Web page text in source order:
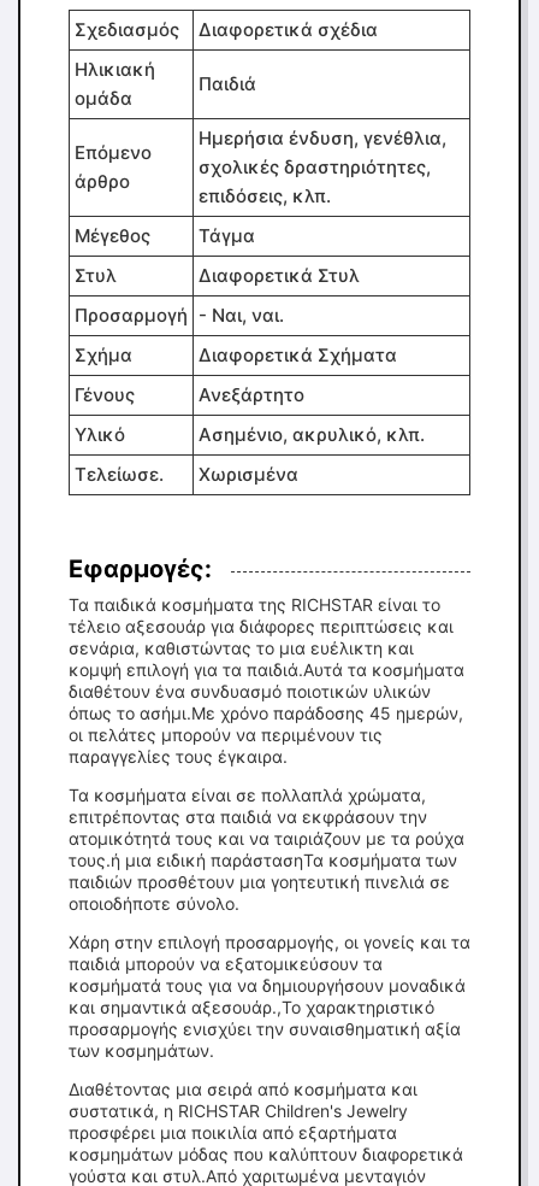
Σχεδιασμός
Διαφορετικά σχέδια
Ηλικιακή
ομάδα
Παιδιά
Επόμενο
άρθρο
Ημερήσια ένδυση, γενέθλια,
σχολικές δραστηριότητες,
επιδόσεις, κλπ.
Μέγεθος
Τάγμα
Στυλ
Διαφορετικά Στυλ
Προσαρμογή - Ναι, ναι.
Σχήμα
Διαφορετικά Σχήματα
Γένους
Ανεξάρτητο
Υλικό
Ασημένιο, ακρυλικό, κλπ.
Τελείωσε.
Χωρισμένα
Εφαρμογές:
Τα παιδικά κοσμήματα της RICHSTAR είναι το
τέλειο αξεσουάρ για διάφορες περιπτώσεις και
σενάρια, καθιστώντας το μια ευέλικτη και
κομψή επιλογή για τα παιδιά.Αυτά τα κοσμήματα
διαθέτουν ένα συνδυασμό ποιοτικών υλικών
όπως το ασήμι.Με χρόνο παράδοσης 45 ημερών,
οι πελάτες μπορούν να περιμένουν τις
παραγγελίες τους έγκαιρα.
Τα κοσμήματα είναι σε πολλαπλά χρώματα,
επιτρέποντας στα παιδιά να εκφράσουν την
ατομικότητά τους και να ταιριάζουν με τα ρούχα
τους.ή μια ειδική παράστασηΤα κοσμήματα των
παιδιών προσθέτουν μια γοητευτική πινελιά σε
οποιοδήποτε σύνολο.
Χάρη στην επιλογή προσαρμογής, οι γονείς και τα
παιδιά μπορούν να εξατομικεύσουν τα
κοσμήματά τους για να δημιουργήσουν μοναδικά
και σημαντικά αξεσουάρ.,Το χαρακτηριστικό
προσαρμογής ενισχύει την συναισθηματική αξία
των κοσμημάτων.
Διαθέτοντας μια σειρά από κοσμήματα και
συστατικά, η RICHSTAR Children's Jewelry
προσφέρει μια ποικιλία από εξαρτήματα
κοσμημάτων μόδας που καλύπτουν διαφορετικά
γούστα και στυλ.Από χαριτωμένα μενταγιόν